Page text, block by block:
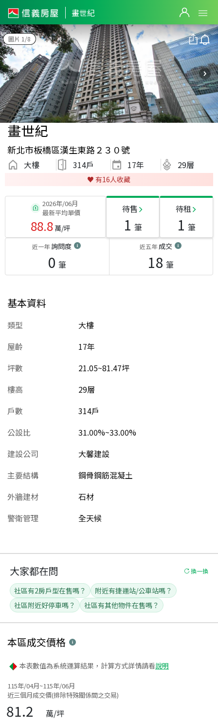
畫世紀
圖片 1/8
畫世紀
新北市板橋區漢生東路２３０號
大樓 314戶 17年 29層
♥️ 有16人收藏
2026年/06月
最新平均單價
88.8萬/坪
待售
1 筆
待租
1 筆
近一年詢問度
0 筆
近五年成交
18 筆
基本資料
類型
大樓
屋齡
17年
坪數
21.05~81.47坪
樓高
29層
戶數
314戶
公設比
31.00%~33.00%
建設公司
大馨建設
主要結構
鋼骨鋼筋混凝土
外牆建材
石材
警衛管理
全天候
大家都在問 換一換
社區有2房戶型在售嗎？
附近有捷運站/公車站嗎？
社區附近好停車嗎？
社區有其他物件在售嗎？
本區成交價格
本表數值為系統運算結果，計算方式詳情請看說明
115年/04月~115年/06月
近三個月成交價(排除特殊關係間之交易)
81.2 萬/坪